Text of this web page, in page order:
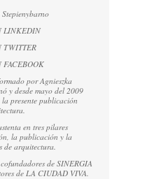
Stepienybarno
LINKEDIN
TWITTER
FACEBOOK
por Agnieszka
y desde mayo del 2009
presente publicación
en tres pilares
la publicación y la
de arquitectura.
de SINERGIA
de LA CIUDAD VIVA